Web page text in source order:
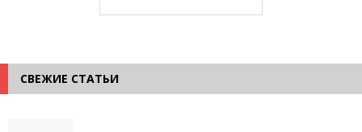
СВЕЖИЕ СТАТЬИ